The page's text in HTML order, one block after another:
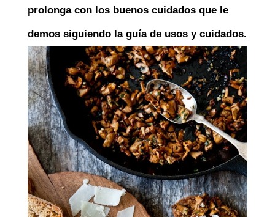
prolonga con los buenos cuidados que le
demos siguiendo la guía de usos y cuidados.